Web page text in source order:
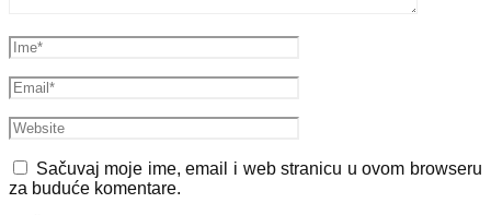
Sačuvaj moje ime, email i web stranicu u ovom browseru
za buduće komentare.